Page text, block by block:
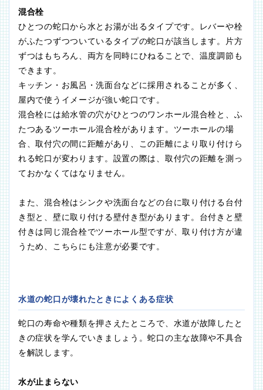
混合栓
ひとつの蛇口から水とお湯が出るタイプです。レバーや栓
がふたつずつついているタイプの蛇口が該当します。片方
ずつはもちろん、両方を同時にひねることで、温度調節も
できます。
キッチン・お風呂・洗面台などに採用されることが多く、
屋内で使うイメージが強い蛇口です。
混合栓には給水管の穴がひとつのワンホール混合栓と、ふ
たつあるツーホール混合栓があります。ツーホールの場
合、取付穴の間に距離があり、この距離により取り付けら
れる蛇口が変わります。設置の際は、取付穴の距離を測っ
ておかなくてはなりません。
また、混合栓はシンクや洗面台などの台に取り付ける台付
き型と、壁に取り付ける壁付き型があります。台付きと壁
付きは同じ混合栓でツーホール型ですが、取り付け方が違
うため、こちらにも注意が必要です。
水道の蛇口が壊れたときによくある症状
蛇口の寿命や種類を押さえたところで、水道が故障したと
きの症状を学んでいきましょう。蛇口の主な故障や不具合
を解説します。
水が止まらない